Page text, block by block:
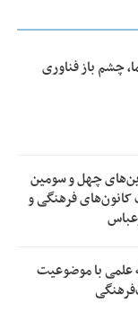
چشم باز فناوری
چهل و سومین
کانون‌های فرهنگی و
علمی با موضوعیت